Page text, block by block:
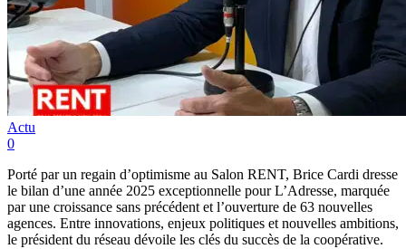
Actu
0
Porté par un regain d’optimisme au Salon RENT, Brice Cardi dresse
le bilan d’une année 2025 exceptionnelle pour L’Adresse, marquée
par une croissance sans précédent et l’ouverture de 63 nouvelles
agences. Entre innovations, enjeux politiques et nouvelles ambitions,
le président du réseau dévoile les clés du succès de la coopérative.